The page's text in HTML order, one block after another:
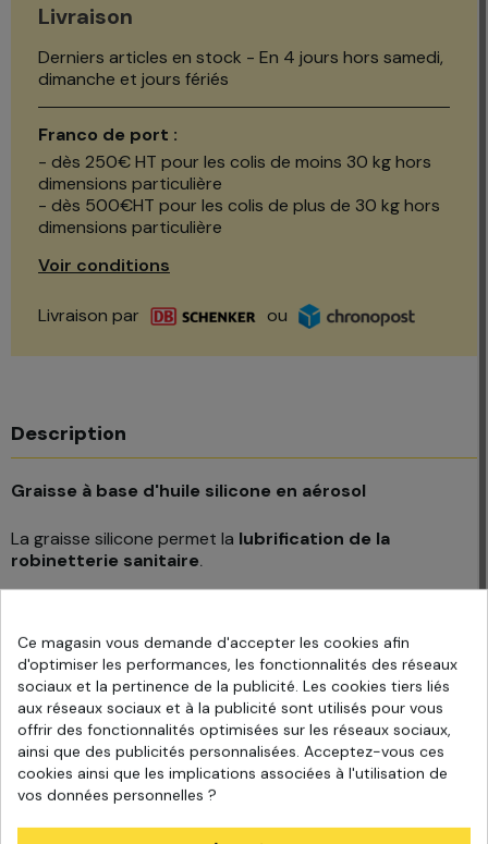
Livraison
Derniers articles en stock - En 4 jours hors samedi,
dimanche et jours fériés
Franco de port :
- dès 250€ HT pour les colis de moins 30 kg hors
dimensions particulière
- dès 500€HT pour les colis de plus de 30 kg hors
dimensions particulière
Voir conditions
Livraison par ou
Description
Graisse à base d'huile silicone en aérosol
La graisse silicone permet la lubrification de la
robinetterie sanitaire
potable
protège les installations du calcaire
Elle se présente sous laforme d'une pâte translucide
La graisse est résistante à la plupart des produits
chimiques exceptés les solvants type White Spirit.
Avant l'application, assurez-vous que le matériel à lubrifier
Ce magasin vous demande d'accepter les cookies afin
d'optimiser les performances, les fonctionnalités des réseaux
sociaux et la pertinence de la publicité. Les cookies tiers liés
aux réseaux sociaux et à la publicité sont utilisés pour vous
offrir des fonctionnalités optimisées sur les réseaux sociaux,
ainsi que des publicités personnalisées. Acceptez-vous ces
cookies ainsi que les implications associées à l'utilisation de
vos données personnelles ?